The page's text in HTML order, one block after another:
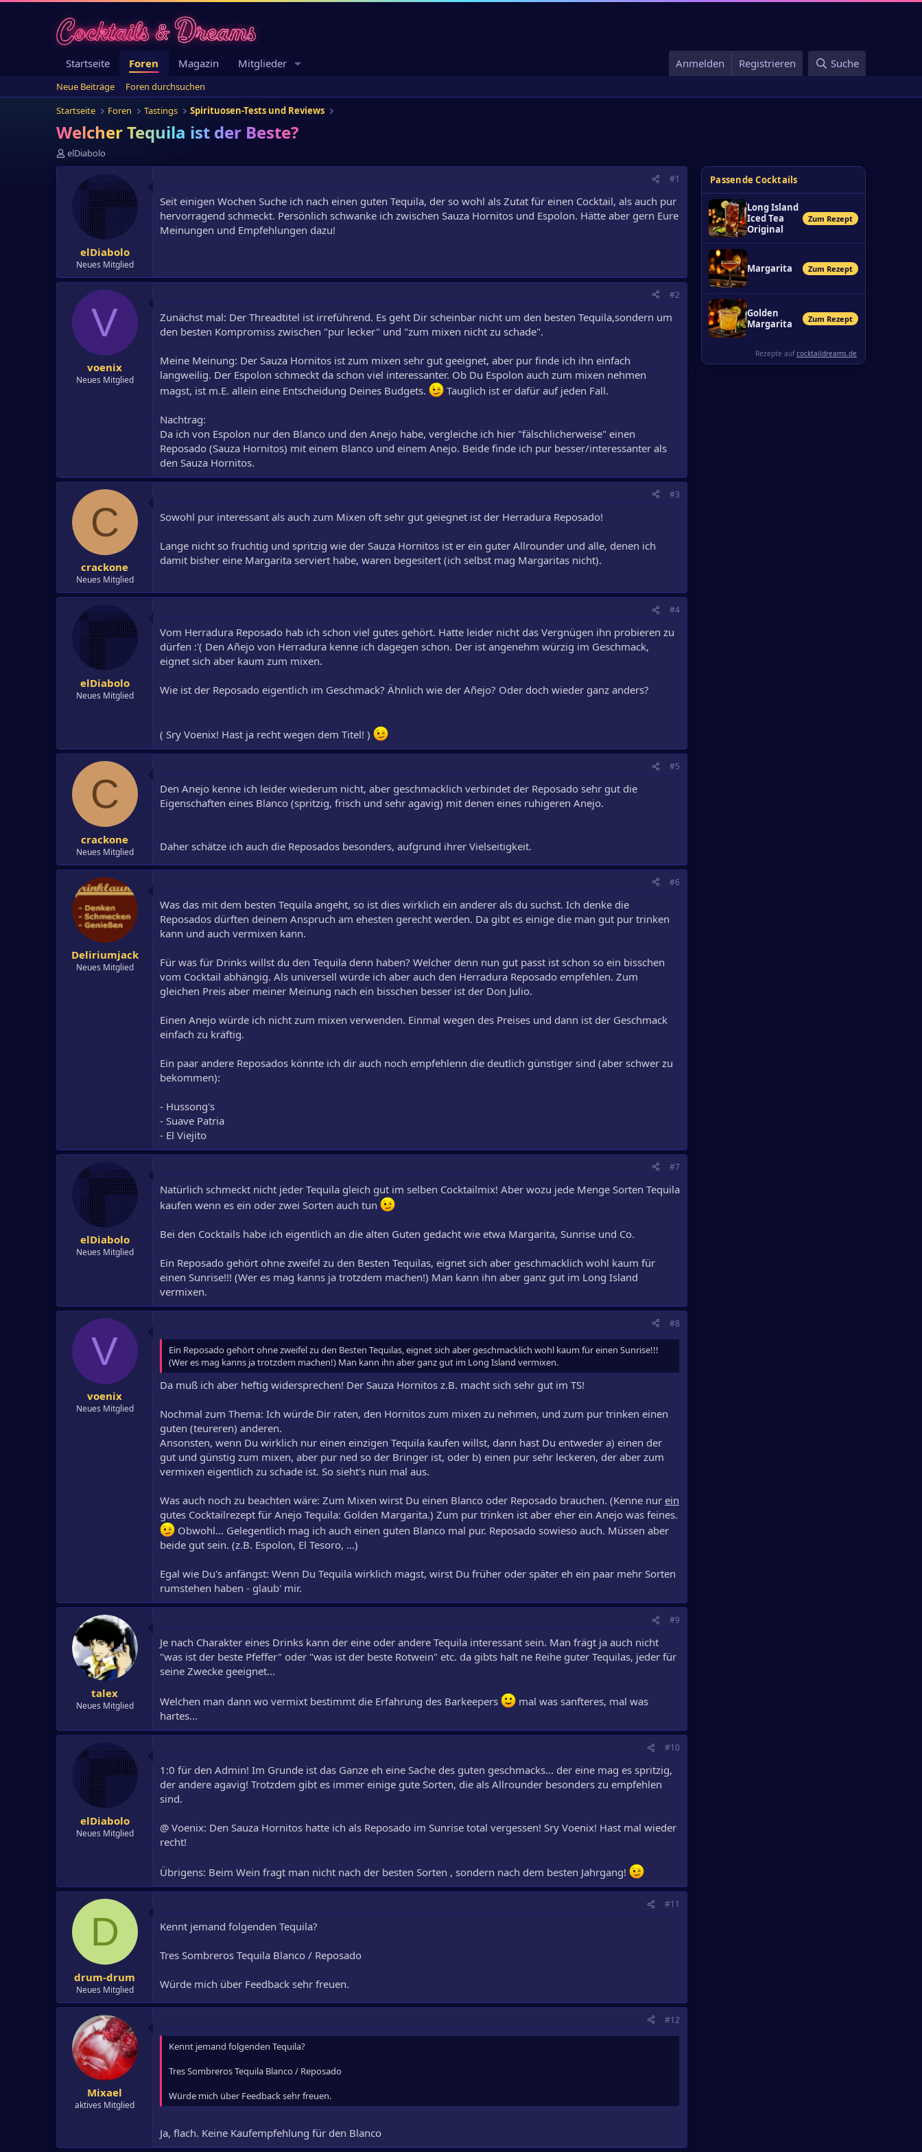
Startseite Foren Magazin Mitglieder Anmelden Registrieren Suche
Neue Beiträge
Foren durchsuchen
Startseite
Foren Tastings Spirituosen-Tests und Reviews
Welcher Tequila ist der Beste?
E
r
elDiabolo
elDiabolo
Neues Mitglied
#1
Seit einigen Wochen Suche ich nach einen guten Tequila, der so wohl als Zutat für einen Cocktail, als auch pur
hervorragend schmeckt. Persönlich schwanke ich zwischen Sauza Hornitos und Espolon. Hätte aber gern Eure
Meinungen und Empfehlungen dazu!
V
voenix
Neues Mitglied
#2
Zunächst mal: Der Threadtitel ist irreführend. Es geht Dir scheinbar nicht um den besten Tequila,sondern um
den besten Kompromiss zwischen "pur lecker" und "zum mixen nicht zu schade".
Meine Meinung: Der Sauza Hornitos ist zum mixen sehr gut geeignet, aber pur finde ich ihn einfach
langweilig. Der Espolon schmeckt da schon viel interessanter. Ob Du Espolon auch zum mixen nehmen
magst, ist m.E. allein eine Entscheidung Deines Budgets.
Tauglich ist er dafür auf jeden Fall.
Nachtrag:
Da ich von Espolon nur den Blanco und den Anejo habe, vergleiche ich hier "fälschlicherweise" einen
Reposado (Sauza Hornitos) mit einem Blanco und einem Anejo. Beide finde ich pur besser/interessanter als
den Sauza Hornitos.
C
crackone
Neues Mitglied
#3
Sowohl pur interessant als auch zum Mixen oft sehr gut geiegnet ist der Herradura Reposado!
Lange nicht so fruchtig und spritzig wie der Sauza Hornitos ist er ein guter Allrounder und alle, denen ich
damit bisher eine Margarita serviert habe, waren begesitert (ich selbst mag Margaritas nicht).
elDiabolo
Neues Mitglied
#4
Vom Herradura Reposado hab ich schon viel gutes gehört. Hatte leider nicht das Vergnügen ihn probieren zu
dürfen :'( Den Añejo von Herradura kenne ich dagegen schon. Der ist angenehm würzig im Geschmack,
eignet sich aber kaum zum mixen.
Wie ist der Reposado eigentlich im Geschmack? Ähnlich wie der Añejo? Oder doch wieder ganz anders?
( Sry Voenix! Hast ja recht wegen dem Titel! )
C
crackone
Neues Mitglied
#5
Den Anejo kenne ich leider wiederum nicht, aber geschmacklich verbindet der Reposado sehr gut die
Eigenschaften eines Blanco (spritzig, frisch und sehr agavig) mit denen eines ruhigeren Anejo.
Daher schätze ich auch die Reposados besonders, aufgrund ihrer Vielseitigkeit.
Deliriumjack
Neues Mitglied
#6
Was das mit dem besten Tequila angeht, so ist dies wirklich ein anderer als du suchst. Ich denke die
Reposados dürften deinem Anspruch am ehesten gerecht werden. Da gibt es einige die man gut pur trinken
kann und auch vermixen kann.
Für was für Drinks willst du den Tequila denn haben? Welcher denn nun gut passt ist schon so ein bisschen
vom Cocktail abhängig. Als universell würde ich aber auch den Herradura Reposado empfehlen. Zum
gleichen Preis aber meiner Meinung nach ein bisschen besser ist der Don Julio.
Einen Anejo würde ich nicht zum mixen verwenden. Einmal wegen des Preises und dann ist der Geschmack
einfach zu kräftig.
Ein paar andere Reposados könnte ich dir auch noch empfehlenn die deutlich günstiger sind (aber schwer zu
bekommen):
- Hussong's
- Suave Patria
- El Viejito
elDiabolo
Neues Mitglied
#7
Natürlich schmeckt nicht jeder Tequila gleich gut im selben Cocktailmix! Aber wozu jede Menge Sorten Tequila
kaufen wenn es ein oder zwei Sorten auch tun
Bei den Cocktails habe ich eigentlich an die alten Guten gedacht wie etwa Margarita, Sunrise und Co.
Ein Reposado gehört ohne zweifel zu den Besten Tequilas, eignet sich aber geschmacklich wohl kaum für
einen Sunrise!!! (Wer es mag kanns ja trotzdem machen!) Man kann ihn aber ganz gut im Long Island
vermixen.
V
voenix
Neues Mitglied
#8
Ein Reposado gehört ohne zweifel zu den Besten Tequilas, eignet sich aber geschmacklich wohl kaum für einen Sunrise!!!
(Wer es mag kanns ja trotzdem machen!) Man kann ihn aber ganz gut im Long Island vermixen.
Da muß ich aber heftig widersprechen! Der Sauza Hornitos z.B. macht sich sehr gut im TS!
Nochmal zum Thema: Ich würde Dir raten, den Hornitos zum mixen zu nehmen, und zum pur trinken einen
guten (teureren) anderen.
Ansonsten, wenn Du wirklich nur einen einzigen Tequila kaufen willst, dann hast Du entweder a) einen der
gut und günstig zum mixen, aber pur ned so der Bringer ist, oder b) einen pur sehr leckeren, der aber zum
vermixen eigentlich zu schade ist. So sieht's nun mal aus.
Was auch noch zu beachten wäre: Zum Mixen wirst Du einen Blanco oder Reposado brauchen. (Kenne nur ein
gutes Cocktailrezept für Anejo Tequila: Golden Margarita.) Zum pur trinken ist aber eher ein Anejo was feines.
Obwohl... Gelegentlich mag ich auch einen guten Blanco mal pur. Reposado sowieso auch. Müssen aber
beide gut sein. (z.B. Espolon, El Tesoro, ...)
Egal wie Du's anfängst: Wenn Du Tequila wirklich magst, wirst Du früher oder später eh ein paar mehr Sorten
rumstehen haben - glaub' mir.
talex
Neues Mitglied
#9
Je nach Charakter eines Drinks kann der eine oder andere Tequila interessant sein. Man frägt ja auch nicht
"was ist der beste Pfeffer" oder "was ist der beste Rotwein" etc. da gibts halt ne Reihe guter Tequilas, jeder für
seine Zwecke geeignet...
Welchen man dann wo vermixt bestimmt die Erfahrung des Barkeepers
mal was sanfteres, mal was
hartes...
elDiabolo
Neues Mitglied
#10
1:0 für den Admin! Im Grunde ist das Ganze eh eine Sache des guten geschmacks... der eine mag es spritzig,
der andere agavig! Trotzdem gibt es immer einige gute Sorten, die als Allrounder besonders zu empfehlen
sind.
@ Voenix: Den Sauza Hornitos hatte ich als Reposado im Sunrise total vergessen! Sry Voenix! Hast mal wieder
recht!
Übrigens: Beim Wein fragt man nicht nach der besten Sorten , sondern nach dem besten Jahrgang!
D
drum-drum
Neues Mitglied
#11
Kennt jemand folgenden Tequila?
Tres Sombreros Tequila Blanco / Reposado
Würde mich über Feedback sehr freuen.
Mixael
aktives Mitglied
#12
Kennt jemand folgenden Tequila?
Tres Sombreros Tequila Blanco / Reposado
Würde mich über Feedback sehr freuen.
Ja, flach. Keine Kaufempfehlung für den Blanco
Passende Cocktails
Long Island
Iced Tea
Original
Zum Rezept
Margarita Zum Rezept
Golden
Margarita
Zum Rezept
Rezepte aufcocktaildreams.de